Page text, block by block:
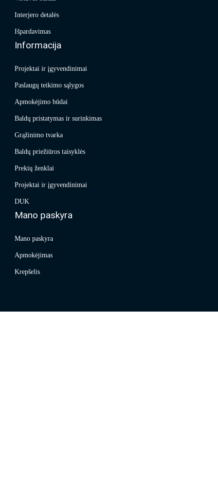
Interjero detalės
Išpardavimas
Informacija
Projektai ir įgyvendinimai
Paslaugų teikimo sąlygos
Apmokėjimo būdai
Baldų pristatymas ir surinkimas
Grąžinimo tvarka
Baldų priežiūros taisyklės
Prekių ženklai
Projektai ir įgyvendinimai
DUK
Mano paskyra
Mano paskyra
Apmokėjimas
Krepšelis